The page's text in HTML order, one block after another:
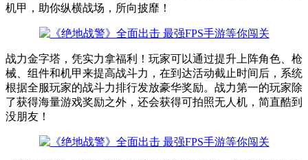
机甲，助你纵横战场，所向披靡！
战力金字塔，凭实力拿福利！玩家可以通过提升上阵角色、枪
械、组件和机甲来提高战斗力，在到达活动截止时间后，系统
根据全服玩家的战斗力排行发放豪华奖励。战力第一的玩家除
了获得海量游戏奖励之外，还会获得可拍照无人机，简直酷到
没朋友！